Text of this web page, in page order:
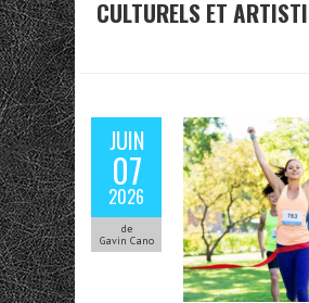
CULTURELS ET
JUIN
07
2026
de
Gavin Cano